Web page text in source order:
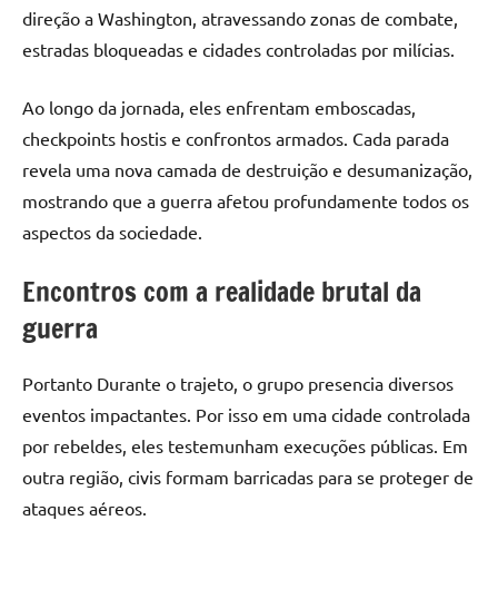
direção a Washington, atravessando zonas de combate,
estradas bloqueadas e cidades controladas por milícias.
Ao longo da jornada, eles enfrentam emboscadas,
checkpoints hostis e confrontos armados. Cada parada
revela uma nova camada de destruição e desumanização,
mostrando que a guerra afetou profundamente todos os
aspectos da sociedade.
Encontros com a realidade brutal da
guerra
Portanto Durante o trajeto, o grupo presencia diversos
eventos impactantes. Por isso em uma cidade controlada
por rebeldes, eles testemunham execuções públicas. Em
outra região, civis formam barricadas para se proteger de
ataques aéreos.